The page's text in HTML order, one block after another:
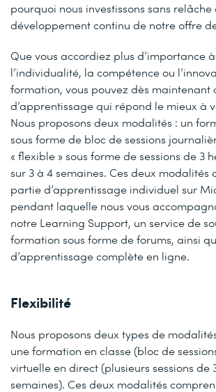
pourquoi nous investissons sans relâche
développement continu de notre offre
Que vous accordiez plus d’importance
l’individualité, la compétence ou
formation, vous pouvez dès maintenant
d’apprentissage qui répond le mieux à
Nous proposons deux modalités : un
sous forme de bloc de sessions
« flexible » sous forme de sessions de 3
sur 3 à 4 semaines. Ces deux modalités
partie d’apprentissage individuel sur
pendant laquelle nous vous
notre Learning Support, un service de
formation sous forme de forums, ainsi
d’apprentissage complète en ligne.
Flexibilité
Nous proposons deux types de
une formation en classe (bloc de
virtuelle en direct (plusieurs sessions de
semaines). Ces deux modalités